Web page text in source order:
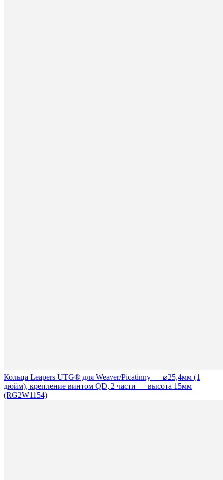
Кольца Leapers UTG® для Weaver/Picatinny — ⌀25,4мм (1
дюйм), крепление винтом QD, 2 части — высота 15мм
(RG2W1154)